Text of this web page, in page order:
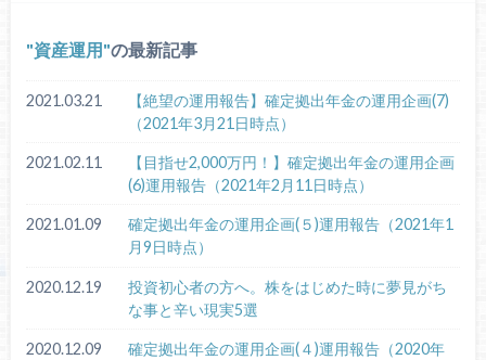
資産運用 の最新記事
2021.03.21
【絶望の運用報告】確定拠出年金の運用企画(7)
（2021年3月21日時点）
2021.02.11
【目指せ2,000万円！】確定拠出年金の運用企画
(6)運用報告（2021年2月11日時点）
2021.01.09
確定拠出年金の運用企画(５)運用報告（2021年1
月9日時点）
2020.12.19
投資初心者の方へ。株をはじめた時に夢見がち
な事と辛い現実5選
2020.12.09
確定拠出年金の運用企画(４)運用報告（2020年